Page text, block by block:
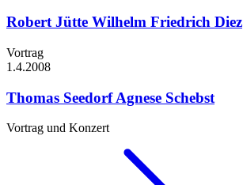
Robert Jütte Wilhelm Friedrich Diez
Vortrag
1.4.2008
Thomas Seedorf Agnese Schebst
Vortrag und Konzert